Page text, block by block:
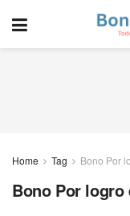
Home Tag Bono Por
Bono Por logro